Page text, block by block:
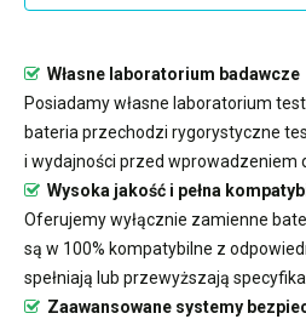
Własne laboratorium badawcze
Posiadamy własne laboratorium
bateria przechodzi rygorystyczne
i wydajności przed wprowadzeniem
Wysoka jakość i pełna
Oferujemy wyłącznie zamienne
są w 100% kompatybilne z
spełniają lub przewyższają
Zaawansowane systemy